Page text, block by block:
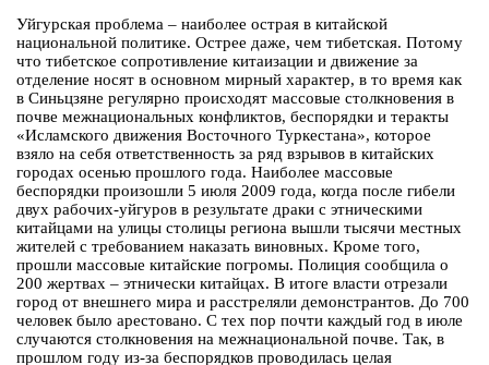
Уйгурская проблема – наиболее острая в китайской
национальной политике. Острее даже, чем тибетская. Потому
что тибетское сопротивление китаизации и движение за
отделение носят в основном мирный характер, в то время как
в Синьцзяне регулярно происходят массовые столкновения в
почве межнациональных конфликтов, беспорядки и теракты
«Исламского движения Восточного Туркестана», которое
взяло на себя ответственность за ряд взрывов в китайских
городах осенью прошлого года. Наиболее массовые
беспорядки произошли 5 июля 2009 года, когда после гибели
двух рабочих-уйгуров в результате драки с этническими
китайцами на улицы столицы региона вышли тысячи местных
жителей с требованием наказать виновных. Кроме того,
прошли массовые китайские погромы. Полиция сообщила о
200 жертвах – этнически китайцах. В итоге власти отрезали
город от внешнего мира и расстреляли демонстрантов. До 700
человек было арестовано. С тех пор почти каждый год в июле
случаются столкновения на межнациональной почве. Так, в
прошлом году из-за беспорядков проводилась целая